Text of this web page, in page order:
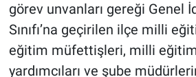
görev unvanları gereği Genel
Sınıfı’na geçirilen ilçe milli
eğitim müfettişleri, milli
yardımcıları ve şube